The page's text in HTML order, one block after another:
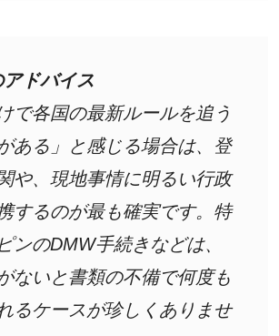
アドバイス
で各国の最新ルールを追う
ある」と感じる場合は、登
や、現地事情に明るい行政
するのが最も確実です。特
ンのDMW手続きなどは、
ないと書類の不備で何度も
るケースが珍しくありませ